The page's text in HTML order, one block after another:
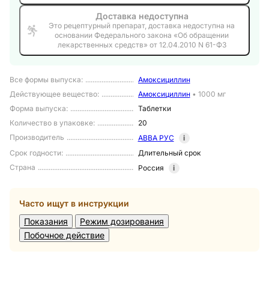
Все формы выпуска:
Амоксициллин
Действующее вещество: Амоксициллин• 1000 мг
Форма выпуска:
Таблетки
Количество в упаковке:
20
Производитель
АВВА РУС
i
Срок годности:
Длительный срок
Страна
Россия i
Часто ищут в инструкции
Показания
Режим дозирования
Побочное действие
Доставка недоступна
Это рецептурный препарат, доставка недоступна на
основании Федерального закона «Об обращении
лекарственных средств» от 12.04.2010 N 61-ФЗ